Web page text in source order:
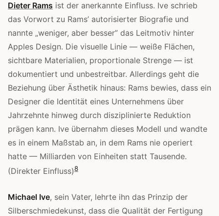
Dieter Rams ist der anerkannte Einfluss. Ive schrieb
das Vorwort zu Rams’ autorisierter Biografie und
nannte „weniger, aber besser” das Leitmotiv hinter
Apples Design. Die visuelle Linie — weiße Flächen,
sichtbare Materialien, proportionale Strenge — ist
dokumentiert und unbestreitbar. Allerdings geht die
Beziehung über Ästhetik hinaus: Rams bewies, dass ein
Designer die Identität eines Unternehmens über
Jahrzehnte hinweg durch disziplinierte Reduktion
prägen kann. Ive übernahm dieses Modell und wandte
es in einem Maßstab an, in dem Rams nie operiert
hatte — Milliarden von Einheiten statt Tausende.
(Direkter Einfluss)8
Michael Ive, sein Vater, lehrte ihn das Prinzip der
Silberschmiedekunst, dass die Qualität der Fertigung